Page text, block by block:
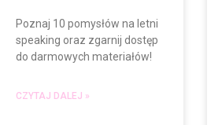
Poznaj 10 pomysłów na letni
speaking oraz zgarnij dostęp
do darmowych materiałów!
CZYTAJ DALEJ »